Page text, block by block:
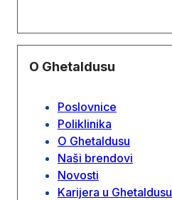
O Ghetaldusu
Poslovnice
Poliklinika
O Ghetaldusu
Naši brendovi
Novosti
Karijera u Ghetaldusu